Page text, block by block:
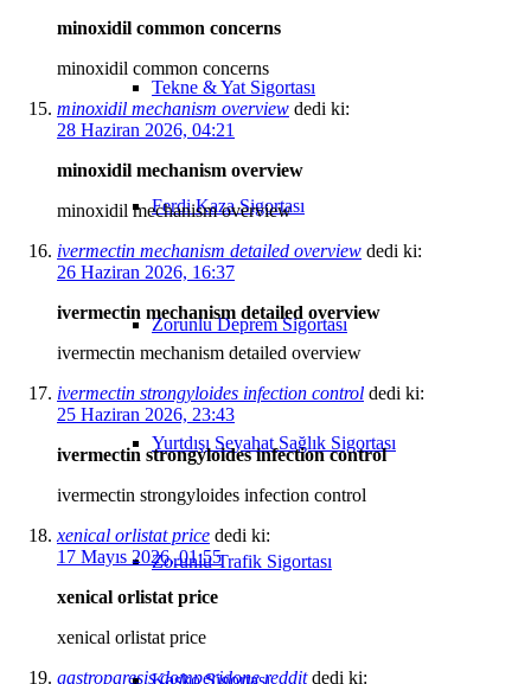
Tekne & Yat Sigortası
Ferdi Kaza Sigortası
Zorunlu Deprem Sigortası
Yurtdışı Seyahat Sağlık Sigortası
Zorunlu Trafik Sigortası
Kasko Sigortası
minoxidil common concerns
minoxidil common concerns
minoxidil mechanism overview dedi ki:
28 Haziran 2026, 04:21
minoxidil mechanism overview
minoxidil mechanism overview
ivermectin mechanism detailed overview dedi ki:
26 Haziran 2026, 16:37
ivermectin mechanism detailed overview
ivermectin mechanism detailed overview
ivermectin strongyloides infection control dedi ki:
25 Haziran 2026, 23:43
ivermectin strongyloides infection control
ivermectin strongyloides infection control
xenical orlistat price dedi ki:
17 Mayıs 2026, 01:55
xenical orlistat price
xenical orlistat price
gastroparesis domperidone reddit dedi ki: